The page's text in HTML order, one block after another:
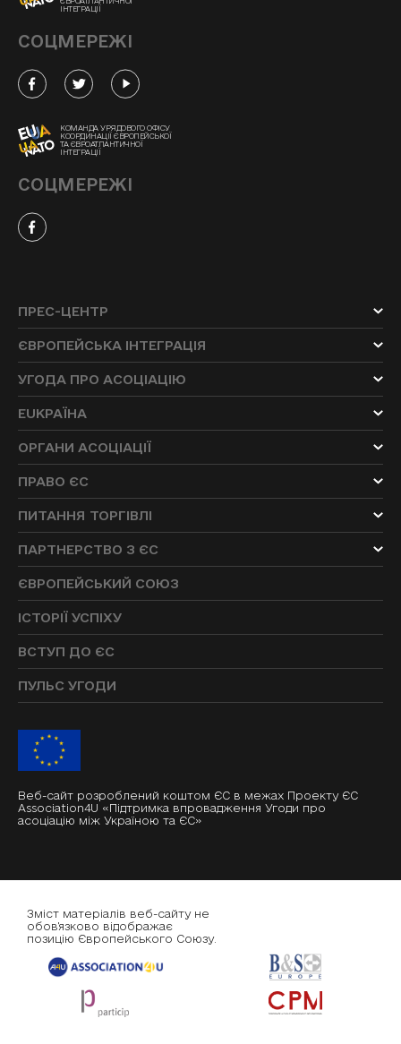
ІНТЕГРАЦІЇ
СОЦМЕРЕЖІ
КОМАНДА УРЯДОВОГО ОФІСУ
КООРДИНАЦІЇ ЄВРОПЕЙСЬКОЇ
ТА ЄВРОАТЛАНТИЧНОЇ
ІНТЕГРАЦІЇ
СОЦМЕРЕЖІ
ПРЕС-ЦЕНТР
ЄВРОПЕЙСЬКА ІНТЕГРАЦІЯ
УГОДА ПРО АСОЦІАЦІЮ
EUKРАЇНА
ОРГАНИ АСОЦІАЦІЇ
ПРАВО ЄС
ПИТАННЯ ТОРГІВЛІ
ПАРТНЕРСТВО З ЄС
ЄВРОПЕЙСЬКИЙ СОЮЗ
ІСТОРІЇ УСПІХУ
ВСТУП ДО ЄС
ПУЛЬС УГОДИ
Веб-сайт розроблений коштом ЄС в межах Проекту ЄС
Association4U «Підтримка впровадження Угоди про
асоціацію між Україною та ЄС»
Зміст матеріалів веб-сайту не
обов'язково відображає
позицію Європейського Союзу.